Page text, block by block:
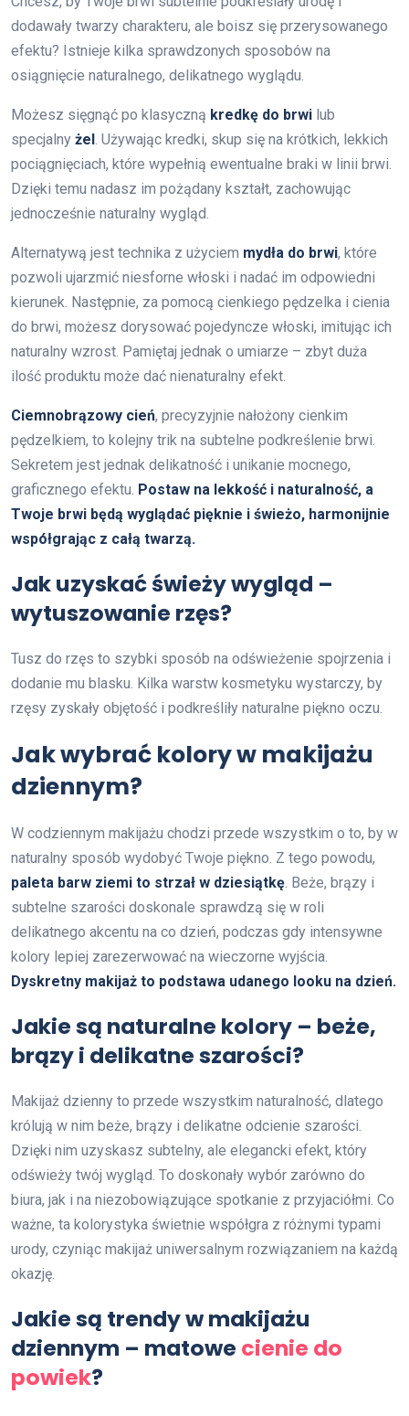
dodawały twarzy charakteru, ale boisz się przerysowanego
efektu? Istnieje kilka sprawdzonych sposobów na
osiągnięcie naturalnego, delikatnego wyglądu.
Możesz sięgnąć po klasyczną kredkę do brwi lub
specjalny żel. Używając kredki, skup się na krótkich, lekkich
pociągnięciach, które wypełnią ewentualne braki w linii brwi.
Dzięki temu nadasz im pożądany kształt, zachowując
jednocześnie naturalny wygląd.
Alternatywą jest technika z użyciem mydła do brwi, które
pozwoli ujarzmić niesforne włoski i nadać im odpowiedni
kierunek. Następnie, za pomocą cienkiego pędzelka i cienia
do brwi, możesz dorysować pojedyncze włoski, imitując ich
naturalny wzrost. Pamiętaj jednak o umiarze – zbyt duża
ilość produktu może dać nienaturalny efekt.
Ciemnobrązowy cień, precyzyjnie nałożony cienkim
pędzelkiem, to kolejny trik na subtelne podkreślenie brwi.
Sekretem jest jednak delikatność i unikanie mocnego,
graficznego efektu. Postaw na lekkość i naturalność, a
Twoje brwi będą wyglądać pięknie i świeżo, harmonijnie
współgrając z całą twarzą.
Jak uzyskać świeży wygląd –
wytuszowanie rzęs?
Tusz do rzęs to szybki sposób na odświeżenie spojrzenia i
dodanie mu blasku. Kilka warstw kosmetyku wystarczy, by
rzęsy zyskały objętość i podkreśliły naturalne piękno oczu.
Jak wybrać kolory w makijażu
dziennym?
W codziennym makijażu chodzi przede wszystkim o to, by w
naturalny sposób wydobyć Twoje piękno. Z tego powodu,
paleta barw ziemi to strzał w dziesiątkę. Beże, brązy i
subtelne szarości doskonale sprawdzą się w roli
delikatnego akcentu na co dzień, podczas gdy intensywne
kolory lepiej zarezerwować na wieczorne wyjścia.
Dyskretny makijaż to podstawa udanego looku na dzień.
Jakie są naturalne kolory – beże,
brązy i delikatne szarości?
Makijaż dzienny to przede wszystkim naturalność, dlatego
królują w nim beże, brązy i delikatne odcienie szarości.
Dzięki nim uzyskasz subtelny, ale elegancki efekt, który
odświeży twój wygląd. To doskonały wybór zarówno do
biura, jak i na niezobowiązujące spotkanie z przyjaciółmi. Co
ważne, ta kolorystyka świetnie współgra z różnymi typami
urody, czyniąc makijaż uniwersalnym rozwiązaniem na każdą
okazję.
Jakie są trendy w makijażu
dziennym – matowe cienie do
powiek?